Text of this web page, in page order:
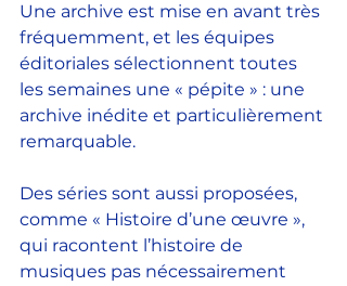
Une archive est mise en avant très
fréquemment, et les équipes
éditoriales sélectionnent toutes
les semaines une « pépite » : une
archive inédite et particulièrement
remarquable.
Des séries sont aussi proposées,
comme « Histoire d’une œuvre »,
qui racontent l’histoire de
musiques pas nécessairement